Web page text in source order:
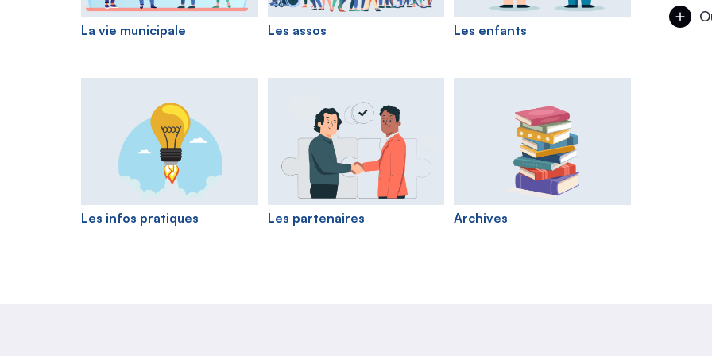
La vie municipale Les assos Les enfants
Les infos pratiques Les partenaires Archives
à